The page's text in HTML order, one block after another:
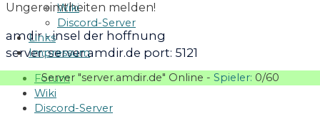
Wiki
Discord-Server
Links
Impressum
Server "server.amdir.de" Online - Spieler: 0/60
Ungereimtheiten melden!
amdir - insel der hoffnung
server: server.amdir.de port: 5121
Forum
Wiki
Discord-Server